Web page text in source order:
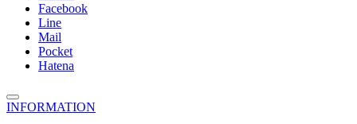
Facebook
Line
Mail
Pocket
Hatena
INFORMATION